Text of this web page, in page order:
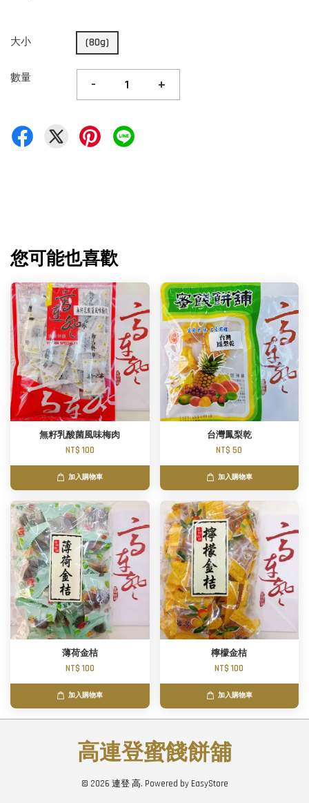
大小 (80g)
數量 - +
您可能也喜歡
無籽乳酸菌風味梅肉
NT$ 100
加入購物車
台灣鳳梨乾
NT$ 50
加入購物車
薄荷金桔
NT$ 100
加入購物車
檸檬金桔
NT$ 100
加入購物車
高連登蜜餞餅舖
© 2026 連登 高. Powered by EasyStore